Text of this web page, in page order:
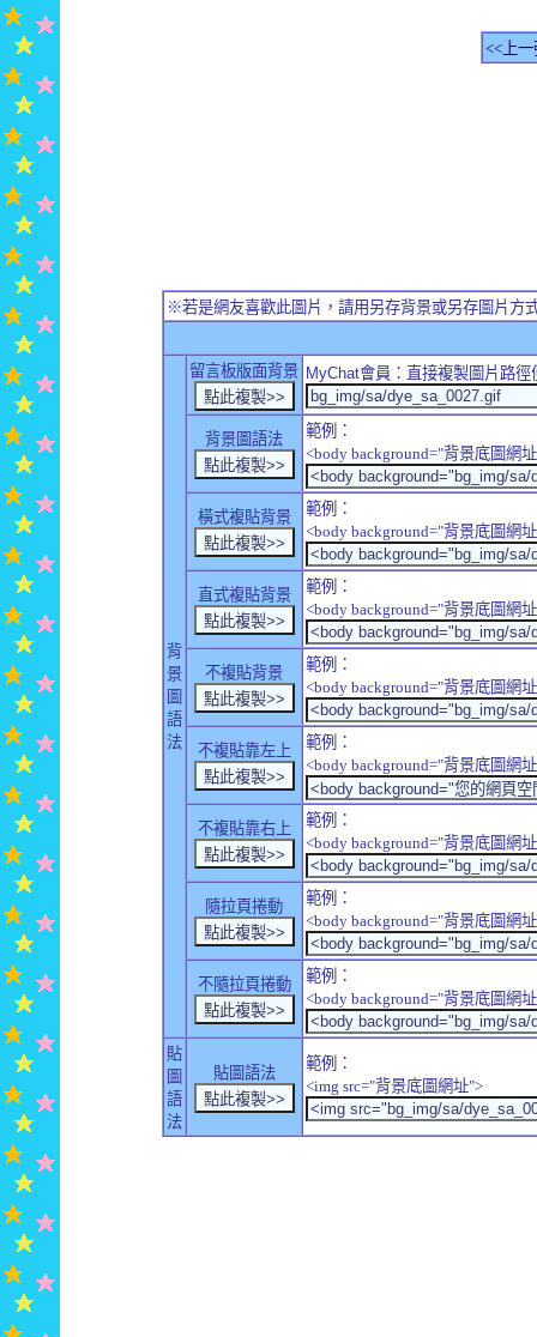
<<上一
※若是網友喜歡此圖片，請用另存背景或另存圖片方
背
景
圖
語
法
留言板版面背景 MyChat會員：直接複製圖片路
背景圖語法
範例：
<body background="背景底圖網
橫式複貼背景
範例：
<body background="背景底圖網
直式複貼背景
範例：
<body background="背景底圖網
不複貼背景
範例：
<body background="背景底圖網
不複貼靠左上
範例：
<body background="背景底圖網
不複貼靠右上
範例：
<body background="背景底圖網
隨拉頁捲動
範例：
<body background="背景底圖網
不隨拉頁捲動
範例：
<body background="背景底圖網
貼
圖
語
法
貼圖語法
範例：
<img src="背景底圖網址">